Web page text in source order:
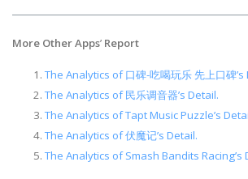
More Other Apps’ Report
The Analytics of 口碑-吃喝玩乐 先上口碑’s
The Analytics of 民乐调音器’s Detail.
The Analytics of Tapt Music Puzzle’s
The Analytics of 伏魔记’s Detail.
The Analytics of Smash Bandits Racing’s